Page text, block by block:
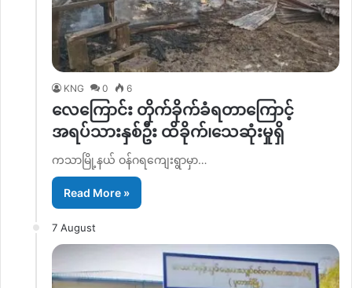
KNG 0 6
လေကြောင်း တိုက်ခိုက်ခံရတာကြောင့်
အရပ်သားနှစ်ဦး ထိခိုက်၊သေဆုံးမှုရှိ
ကသာမြို့နယ် ဝန်ဂရကျေးရွာမှာ…
Read More »
7 August